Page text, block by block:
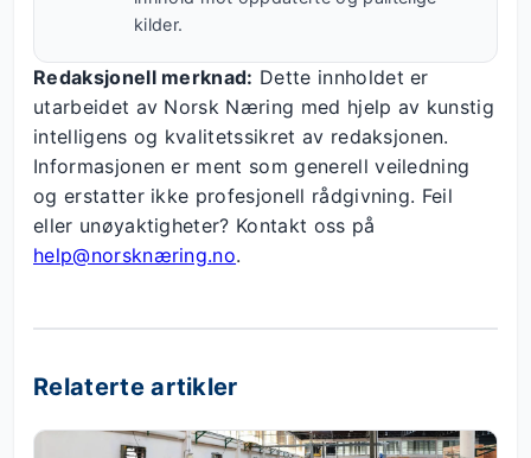
kilder.
Redaksjonell merknad: Dette innholdet er
utarbeidet av Norsk Næring med hjelp av kunstig
intelligens og kvalitetssikret av redaksjonen.
Informasjonen er ment som generell veiledning
og erstatter ikke profesjonell rådgivning. Feil
eller unøyaktigheter? Kontakt oss på
help@norsknæring.no.
Relaterte artikler